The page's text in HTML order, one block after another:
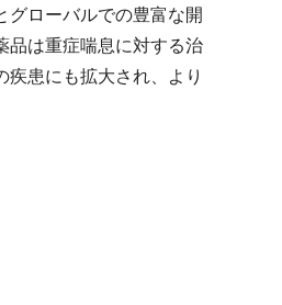
グローバルでの豊富な開
品は重症喘息に対する治
患にも拡大され、より